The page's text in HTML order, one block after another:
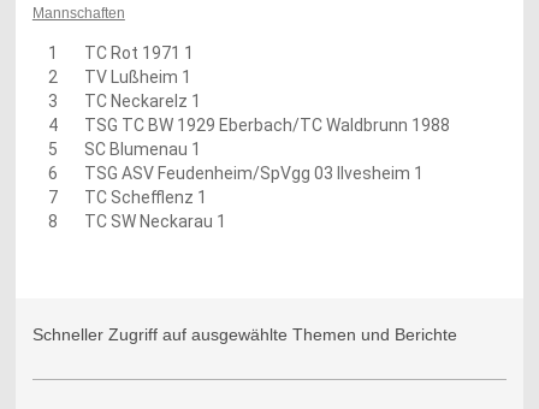
Mannschaften
1
TC Rot 1971 1
2
TV Lußheim 1
3
TC Neckarelz 1
4
TSG TC BW 1929 Eberbach/TC Waldbrunn 1988
5
SC Blumenau 1
6
TSG ASV Feudenheim/SpVgg 03 Ilvesheim 1
7
TC Schefflenz 1
8
TC SW Neckarau 1
Schneller Zugriff auf ausgewählte Themen und Berichte